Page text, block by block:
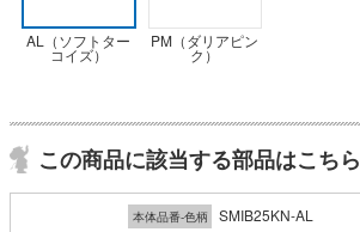
AL（ソフトター
コイズ）
PM（ダリアピン
ク）
この商品に該当する部品はこちら
本体品番-色柄 SMIB25KN-AL